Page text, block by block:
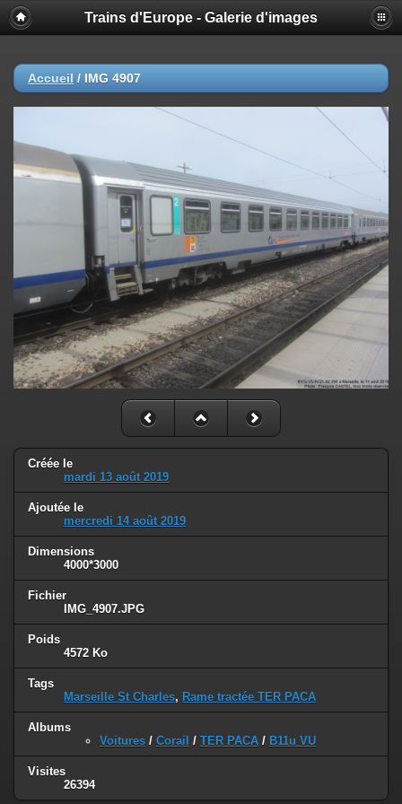
Trains d'Europe - Galerie d'images
Accueil / IMG 4907
Créée le
mardi 13 août 2019
Ajoutée le
mercredi 14 août 2019
Dimensions
4000*3000
Fichier
IMG_4907.JPG
Poids
4572 Ko
Tags
Marseille St Charles, Rame tractée TER PACA
Albums
Voitures / Corail / TER PACA / B11u VU
Visites
26394